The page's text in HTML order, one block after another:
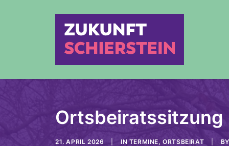
Ortsbeiratssitzung
21. APRIL 2026 IN TERMINE,ORTSBEIRAT